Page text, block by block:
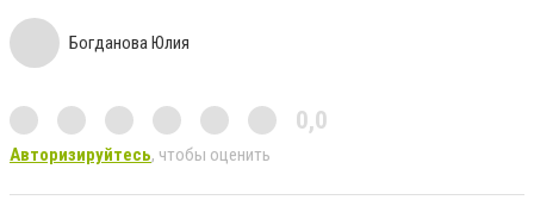
Богданова Юлия
0,0
Авторизируйтесь, чтобы оценить